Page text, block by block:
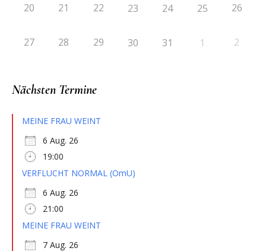
20 21 22 23 24 25 26
27 28 29 30 31 1 2
Nächsten Termine
MEINE FRAU WEINT
6 Aug. 26
19:00
VERFLUCHT NORMAL (OmU)
6 Aug. 26
21:00
MEINE FRAU WEINT
7 Aug. 26